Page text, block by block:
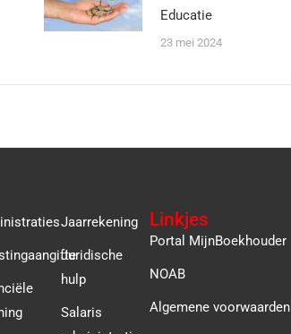
Educatie
23 mei 2024
Jaarrekening
Juridische
hulp
Salaris
Linkjes
Portal MijnBoekhouder
NOAB
Algemene voorwaarden